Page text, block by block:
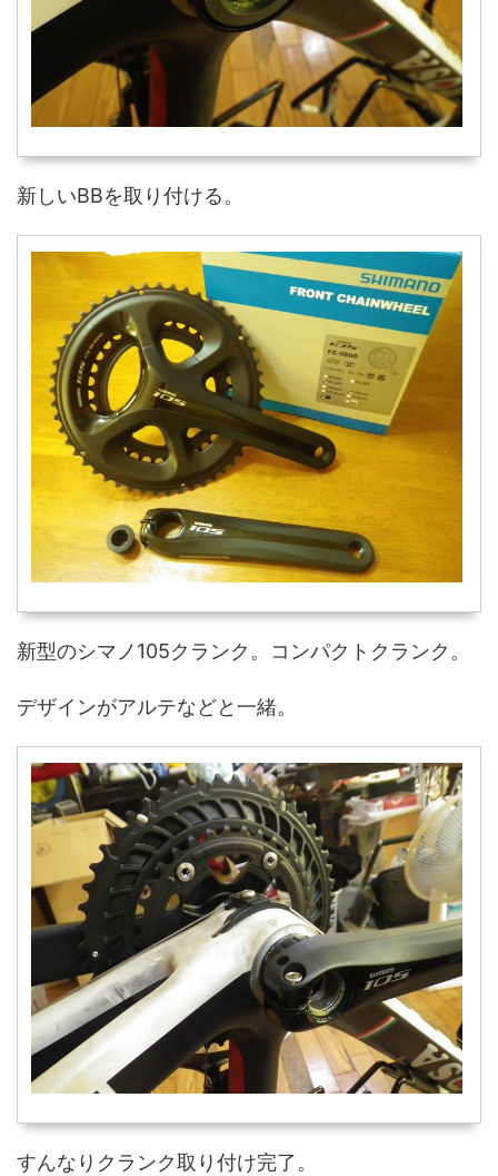
新しいBBを取り付ける。
新型のシマノ105クランク。コンパクトクランク。
デザインがアルテなどと一緒。
すんなりクランク取り付け完了。